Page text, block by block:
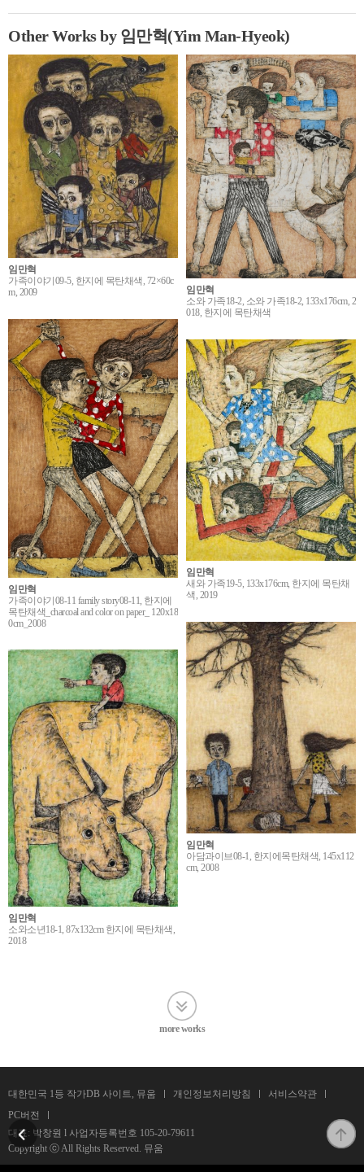
Other Works by 임만혁(Yim Man-Hyeok)
임만혁
가족이야기09-5, 한지에 목탄채색, 72×60c
m, 2009
임만혁
소와 가족18-2, 소와 가족18-2, 133x176cm, 2
018, 한지에 목탄채색
임만혁
가족이야기08-11 family story08-11, 한지에
목탄채색_charcoal and color on paper_ 120x18
0cm_2008
임만혁
새와 가족19-5, 133x176cm, 한지에 목탄채
색, 2019
임만혁
아담과이브08-1, 한지에목탄채색, 145x112
cm, 2008
임만혁
소와소년18-1, 87x132cm 한지에 목탄채색,
2018
more works
대한민국 1등 작가DB 사이트, 뮤움 개인정보처리방침
서비스약관
PC버전
대표: 박창원 l 사업자등록번호 105-20-79611
Copyright ⓒ All Rights Reserved. 뮤움